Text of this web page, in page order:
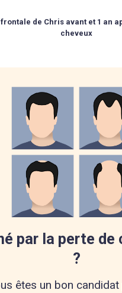
de Chris avant et 1 an
cheveux
par la perte de
?
êtes un bon